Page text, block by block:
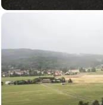
Wem es
Terminstress
gestalten, für